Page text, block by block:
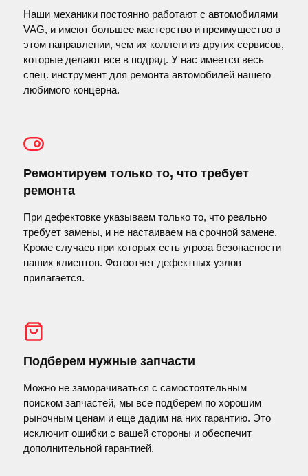
Наши механики постоянно работают с автомобилями
VAG, и имеют большее мастерство и преимущество в
этом направлении, чем их коллеги из других сервисов,
которые делают все в подряд. У нас имеется весь
спец. инструмент для ремонта автомобилей нашего
любимого концерна.
Ремонтируем только то, что требует
ремонта
При дефектовке указываем только то, что реально
требует замены, и не настаиваем на срочной замене.
Кроме случаев при которых есть угроза безопасности
наших клиентов. Фотоотчет дефектных узлов
прилагается.
Подберем нужные запчасти
Можно не заморачиваться с самостоятельным
поиском запчастей, мы все подберем по хорошим
рыночным ценам и еще дадим на них гарантию. Это
исключит ошибки с вашей стороны и обеспечит
дополнительной гарантией.